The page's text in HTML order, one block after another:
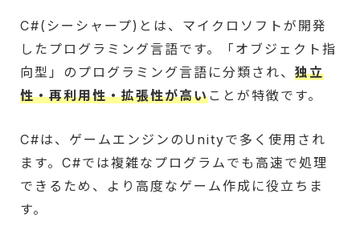
C#(シーシャープ)とは、マイクロソフトが開発
したプログラミング言語です。「オブジェクト指
向型」のプログラミング言語に分類され、 独立
性・再利用性・拡張性が高いことが特徴です。
C#は、ゲームエンジンのUnityで多く使用され
ます。C#では複雑なプログラムでも高速で処理
できるため、より高度なゲーム作成に役立ちま
す。